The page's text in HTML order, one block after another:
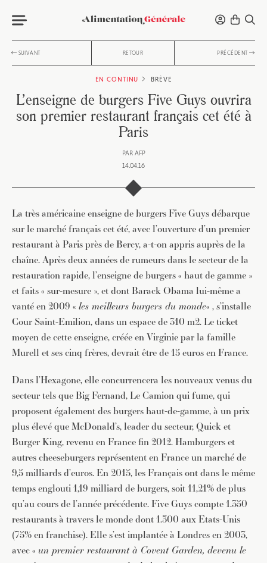
SUIVANT RETOUR PRÉCÉDENT
EN CONTINU BRÈVE
L’enseigne de burgers Five Guys ouvrira
son premier restaurant français cet été à
Paris
PAR AFP
14.04.16
La très américaine enseigne de burgers Five Guys débarque
sur le marché français cet été, avec l’ouverture d’un premier
restaurant à Paris près de Bercy, a-t-on appris auprès de la
chaîne. Après deux années de rumeurs dans le secteur de la
restauration rapide, l’enseigne de burgers « haut de gamme »
et faits « sur-mesure », et dont Barack Obama lui-même a
vanté en 2009 « les meilleurs burgers du monde« , s’installe
Cour Saint-Emilion, dans un espace de 310 m2. Le ticket
moyen de cette enseigne, créée en Virginie par la famille
Murell et ses cinq frères, devrait être de 15 euros en France.
Dans l’Hexagone, elle concurrencera les nouveaux venus du
secteur tels que Big Fernand, Le Camion qui fume, qui
proposent également des burgers haut-de-gamme, à un prix
plus élevé que McDonald’s, leader du secteur, Quick et
Burger King, revenu en France fin 2012. Hamburgers et
autres cheeseburgers représentent en France un marché de
9,5 milliards d’euros. En 2015, les Français ont dans le même
temps englouti 1,19 milliard de burgers, soit 11,21% de plus
qu’au cours de l’année précédente. Five Guys compte 1.350
restaurants à travers le monde dont 1.300 aux Etats-Unis
(75% en franchise). Elle s’est implantée à Londres en 2003,
avec « un premier restaurant à Covent Garden, devenu le